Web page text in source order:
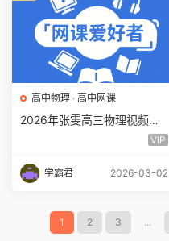
高中物理 · 高中网课
2026年张雯高三物理视频教
程一轮复习暑秋班百度网盘下
VIP
学霸君 2026-03-02
1 2 3 ...